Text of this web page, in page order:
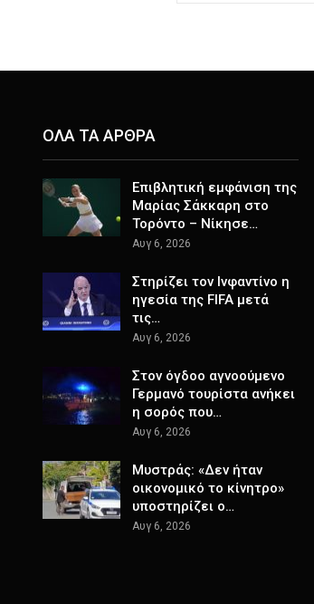
ΟΛΑ ΤΑ ΑΡΘΡΑ
Επιβλητική εμφάνιση της
Μαρίας Σάκκαρη στο
Τορόντο – Νίκησε…
Αυγ 6, 2026
Στηρίζει τον Ινφαντίνο η
ηγεσία της FIFA μετά
τις…
Αυγ 6, 2026
Στον όγδοο αγνοούμενο
Γερμανό τουρίστα ανήκει
η σορός που…
Αυγ 6, 2026
Μυστράς: «Δεν ήταν
οικονομικό το κίνητρο»
υποστηρίζει ο…
Αυγ 6, 2026